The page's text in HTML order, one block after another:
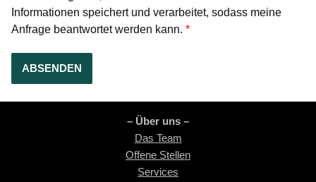
u
n
S
V
Informationen speichert und verarbeitet, sodass meine
Anfrage beantwortet werden kann. *
ABSENDEN
– Über uns –
Das Team
Offene Stellen
Services